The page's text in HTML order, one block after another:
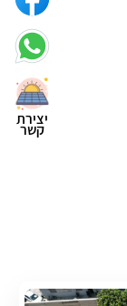
יצירת
קשר